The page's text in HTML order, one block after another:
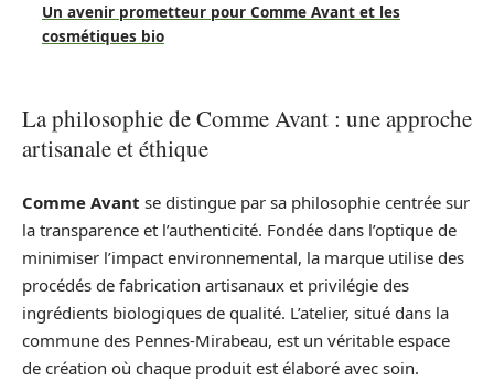
Un avenir prometteur pour Comme Avant et les
cosmétiques bio
La philosophie de Comme Avant : une approche
artisanale et éthique
Comme Avant se distingue par sa philosophie centrée sur
la transparence et l’authenticité. Fondée dans l’optique de
minimiser l’impact environnemental, la marque utilise des
procédés de fabrication artisanaux et privilégie des
ingrédients biologiques de qualité. L’atelier, situé dans la
commune des Pennes-Mirabeau, est un véritable espace
de création où chaque produit est élaboré avec soin.